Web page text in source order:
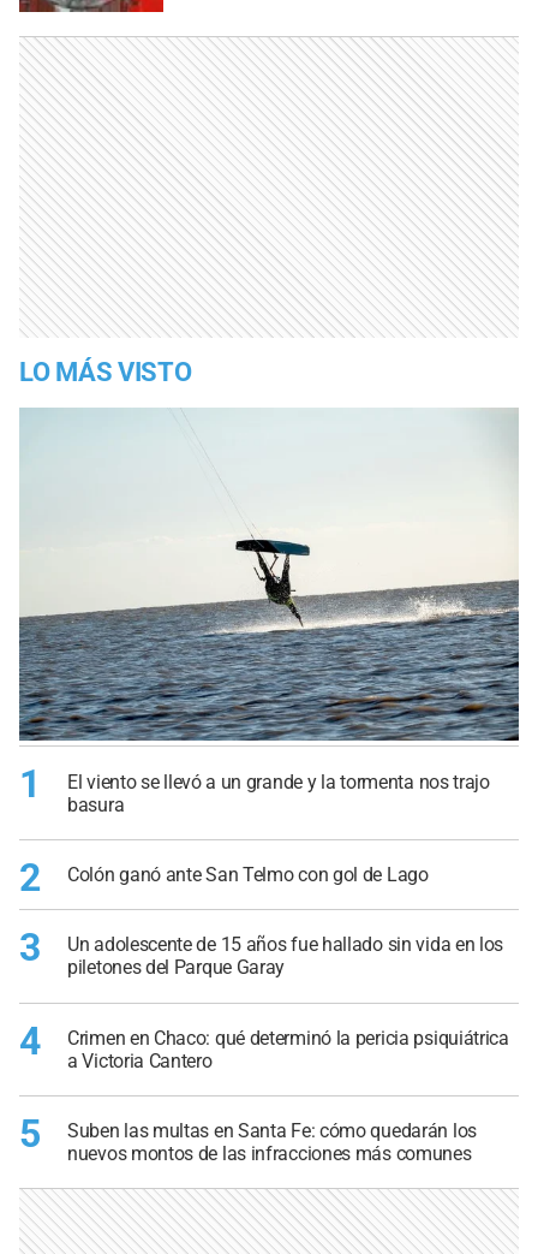
LO MÁS VISTO
1
El viento se llevó a un grande y la tormenta nos trajo
basura
2 Colón ganó ante San Telmo con gol de Lago
3
Un adolescente de 15 años fue hallado sin vida en los
piletones del Parque Garay
4
Crimen en Chaco: qué determinó la pericia psiquiátrica
a Victoria Cantero
5
Suben las multas en Santa Fe: cómo quedarán los
nuevos montos de las infracciones más comunes